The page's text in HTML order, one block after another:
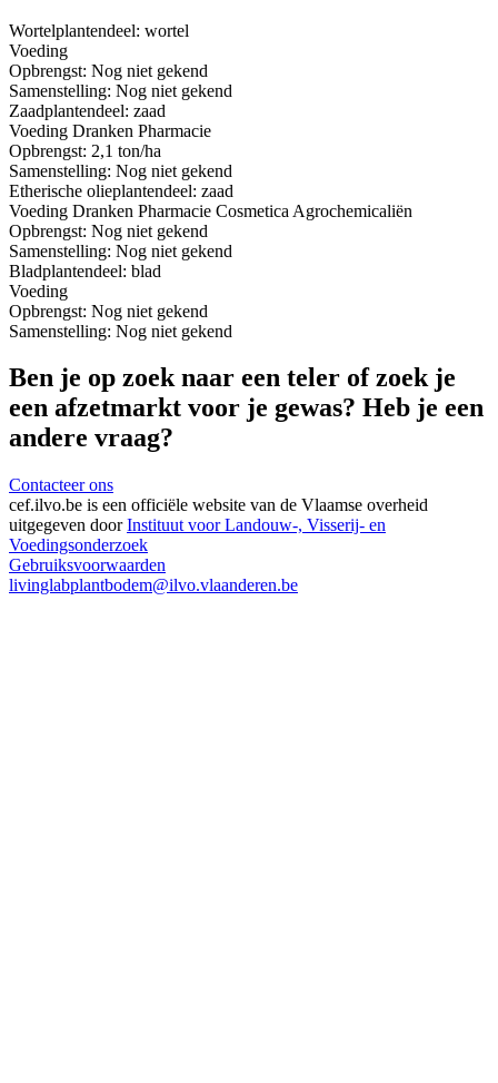
Wortelplantendeel: wortel
Voeding
Opbrengst: Nog niet gekend
Samenstelling: Nog niet gekend
Zaadplantendeel: zaad
Voeding Dranken Pharmacie
Opbrengst: 2,1 ton/ha
Samenstelling: Nog niet gekend
Etherische olieplantendeel: zaad
Voeding Dranken Pharmacie Cosmetica Agrochemicaliën
Opbrengst: Nog niet gekend
Samenstelling: Nog niet gekend
Bladplantendeel: blad
Voeding
Opbrengst: Nog niet gekend
Samenstelling: Nog niet gekend
Ben je op zoek naar een teler of zoek je
een afzetmarkt voor je gewas? Heb je een
andere vraag?
Contacteer ons
cef.ilvo.be is een officiële website van de Vlaamse overheid
uitgegeven doorInstituut voor Landouw-, Visserij- en
Voedingsonderzoek
Gebruiksvoorwaarden
livinglabplantbodem@ilvo.vlaanderen.be